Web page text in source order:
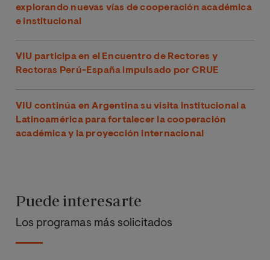
explorando nuevas vías de cooperación académica
e institucional
VIU participa en el Encuentro de Rectores y
Rectoras Perú-España impulsado por CRUE
VIU continúa en Argentina su visita institucional a
Latinoamérica para fortalecer la cooperación
académica y la proyección internacional
Puede interesarte
Los programas más solicitados